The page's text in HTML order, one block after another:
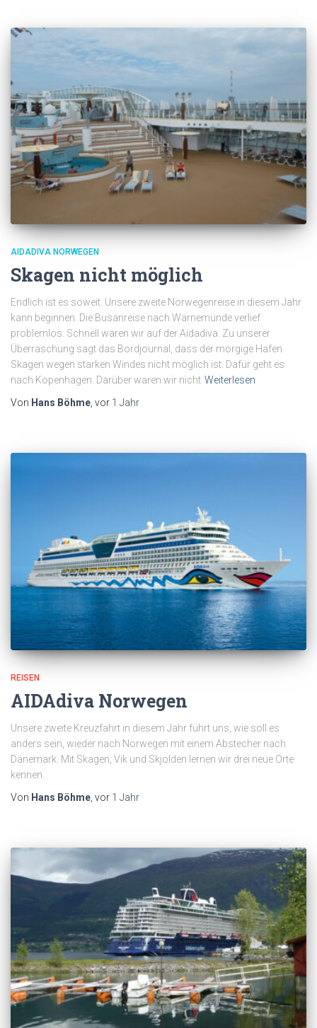
AIDADIVA NORWEGEN
Skagen nicht möglich
Endlich ist es soweit. Unsere zweite Norwegenreise in diesem Jahr
kann beginnen. Die Busanreise nach Warnemünde verlief
problemlos. Schnell waren wir auf der Aidadiva. Zu unserer
Überraschung sagt das Bordjournal, dass der morgige Hafen
Skagen wegen starken Windes nicht möglich ist. Dafür geht es
nach Kopenhagen. Darüber waren wir nicht Weiterlesen
Von Hans Böhme, vor 1 Jahr
REISEN
AIDAdiva Norwegen
Unsere zweite Kreuzfahrt in diesem Jahr führt uns, wie soll es
anders sein, wieder nach Norwegen mit einem Abstecher nach
Dänemark. Mit Skagen, Vik und Skjolden lernen wir drei neue Orte
kennen.
Von Hans Böhme , vor 1 Jahr